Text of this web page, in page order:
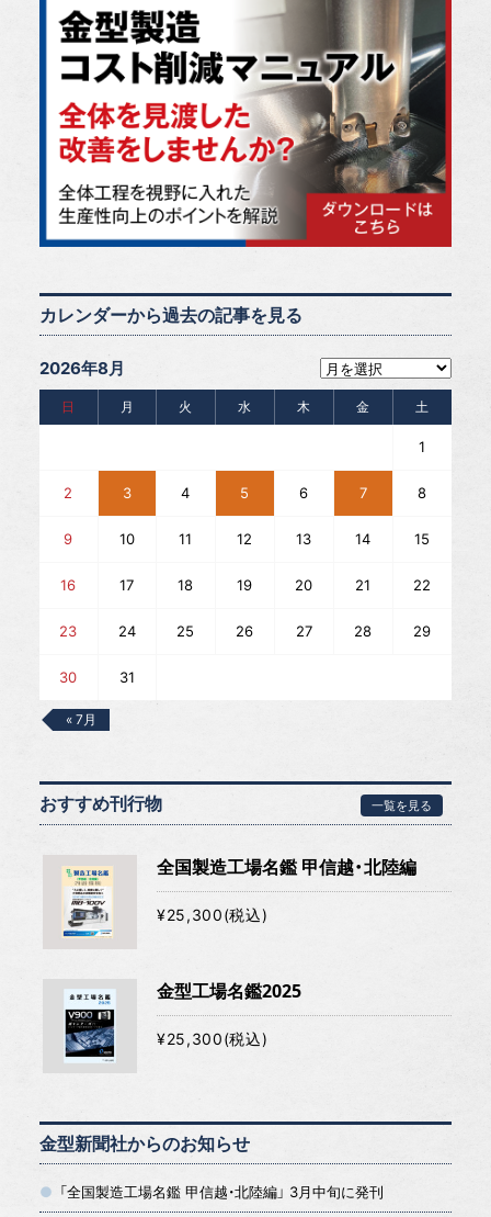
カレンダーから過去の記事を見る
2026年8月
日 月 火 水 木 金 土
1
2 3 4 5 6 7 8
9 10 11 12 13 14 15
16 17 18 19 20 21 22
23 24 25 26 27 28 29
30 31
« 7月
おすすめ刊行物 一覧を見る
全国製造工場名鑑 甲信越・北陸編
¥25,300(税込)
金型工場名鑑2025
¥25,300(税込)
金型新聞社からのお知らせ
「全国製造工場名鑑 甲信越・北陸編」 3月中旬に発刊